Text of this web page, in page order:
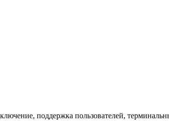
поддержка пользователей,